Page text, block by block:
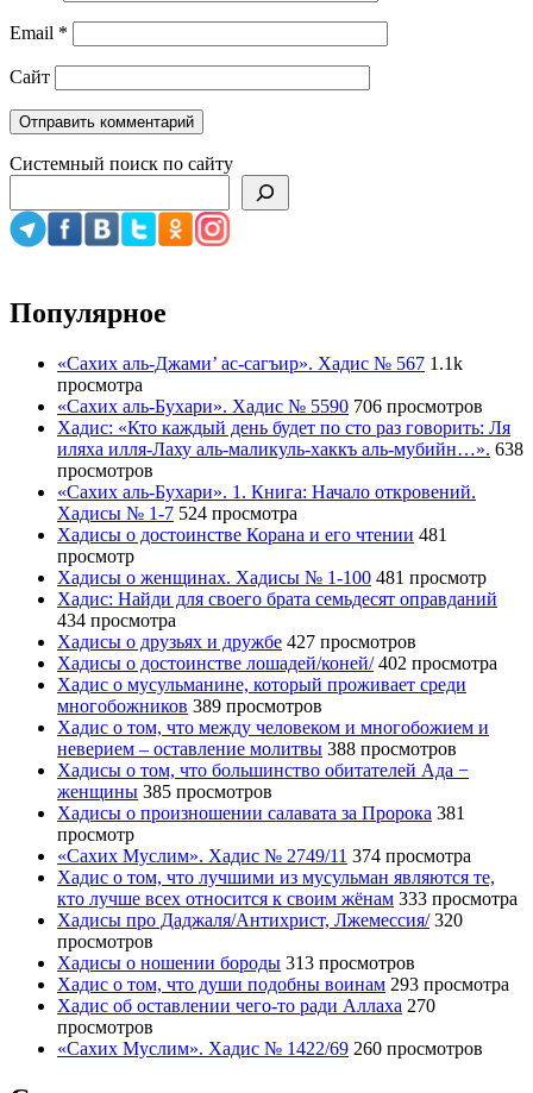
Email *
Сайт
Системный поиск по сайту
Популярное
«Сахих аль-Джами’ ас-сагъир». Хадис № 567 1.1k
просмотра
«Сахих аль-Бухари». Хадис № 5590 706 просмотров
Хадис: «Кто каждый день будет по сто раз говорить: Ля
иляха илля-Лаху аль-маликуль-хаккъ аль-мубийн…». 638
просмотров
«Сахих аль-Бухари». 1. Книга: Начало откровений.
Хадисы № 1-7 524 просмотра
Хадисы о достоинстве Корана и его чтении 481
просмотр
Хадисы о женщинах. Хадисы № 1-100 481 просмотр
Хадис: Найди для своего брата семьдесят оправданий
434 просмотра
Хадисы о друзьях и дружбе 427 просмотров
Хадисы о достоинстве лошадей/коней/ 402 просмотра
Хадис о мусульманине, который проживает среди
многобожников 389 просмотров
Хадис о том, что между человеком и многобожием и
неверием – оставление молитвы 388 просмотров
Хадисы о том, что большинство обитателей Ада −
женщины 385 просмотров
Хадисы о произношении салавата за Пророка 381
просмотр
«Сахих Муслим». Хадис № 2749/11 374 просмотра
Хадис о том, что лучшими из мусульман являются те,
кто лучше всех относится к своим жёнам 333 просмотра
Хадисы про Даджаля/Антихрист, Лжемессия/ 320
просмотров
Хадисы о ношении бороды 313 просмотров
Хадис о том, что души подобны воинам 293 просмотра
Хадис об оставлении чего-то ради Аллаха 270
просмотров
«Сахих Муслим». Хадис № 1422/69 260 просмотров